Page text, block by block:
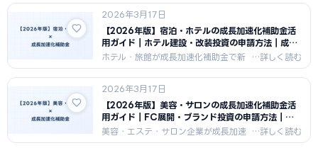
化を行うための申請戦略を解説。介護
業界特有の許認可要件と補助金申請の
組み合わせ方・採択のポイントを紹介
します。
2026年3月17日
【2026年版】宿泊・ホテルの成長加速化補助金活
用ガイド｜ホテル建設・改装投資の申請方法｜成長
加速化補助金ナビ
ホテル・旅館が成長加速化補助金で新
規ホテル建設・大規模改装・宿泊DXを
行うための申請戦略を解説。宿泊業の
建物費・設備費の活用方法と、インバ
ウンド需要を織り込んだ成長計画の描
き方を紹介します。
2026年3月17日
【2026年版】美容・サロンの成長加速化補助金活
用ガイド｜FC展開・ブランド投資の申請方法｜成
長加速化補助金ナビ
美容・エステ・サロン企業が成長加速
化補助金でFC展開・ブランド化・多店